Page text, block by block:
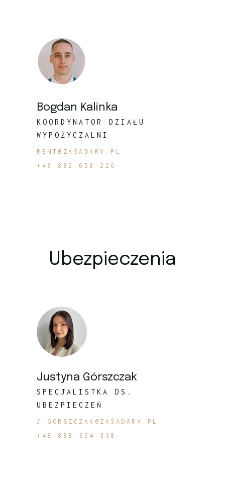
Bogdan Kalinka
KOORDYNATOR DZIAŁU
WYPOŻYCZALNI
RENT@ZASADARV.PL
+48 882 650 226
Ubezpieczenia
Justyna Górszczak
SPECJALISTKA DS.
UBEZPIECZEŃ
J.GORSZCZAK@ZASADARV.PL
+48 888 364 338